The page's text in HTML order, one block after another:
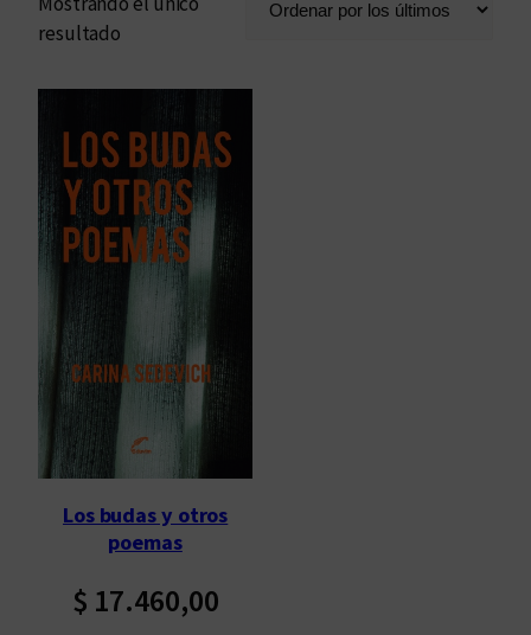
resultado
Los budas y otros
poemas
$ 17.460,00